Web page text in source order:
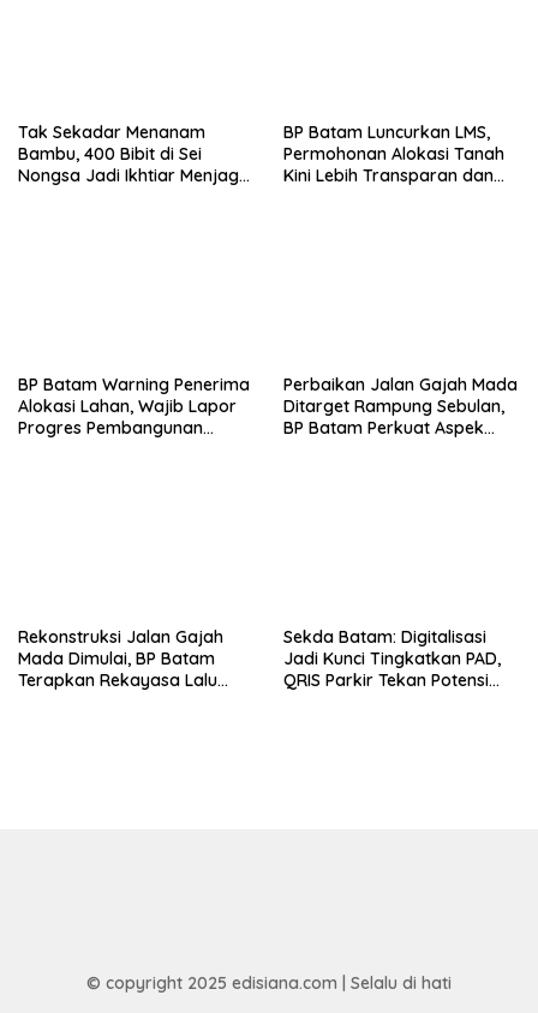
Tak Sekadar Menanam
Bambu, 400 Bibit di Sei
Nongsa Jadi Ikhtiar Menjaga
BP Batam Luncurkan LMS,
Permohonan Alokasi Tanah
Kini Lebih Transparan dan
BP Batam Warning Penerima
Alokasi Lahan, Wajib Lapor
Progres Pembangunan
Perbaikan Jalan Gajah Mada
Ditarget Rampung Sebulan,
BP Batam Perkuat Aspek
Rekonstruksi Jalan Gajah
Mada Dimulai, BP Batam
Terapkan Rekayasa Lalu
Sekda Batam: Digitalisasi
Jadi Kunci Tingkatkan PAD,
QRIS Parkir Tekan Potensi
© copyright 2025 edisiana.com | Selalu di hati